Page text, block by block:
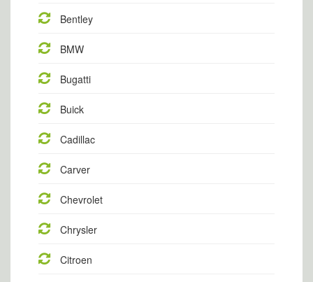
Bentley
BMW
Bugatti
Buick
Cadillac
Carver
Chevrolet
Chrysler
Citroen